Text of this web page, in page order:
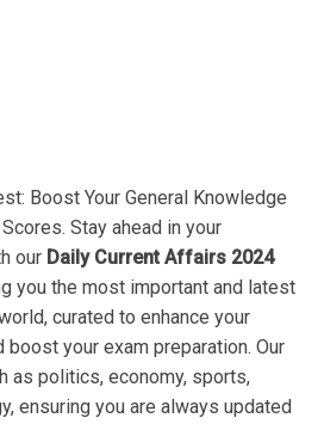
Boost Your General Knowledge
Stay ahead in your
our Daily Current Affairs 2024
you the most important and latest
curated to enhance your
your exam preparation. Our
as politics, economy, sports,
ensuring you are always updated